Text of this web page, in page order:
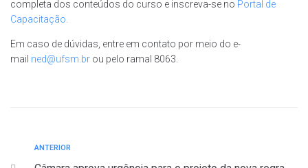
completa dos conteúdos do curso e inscreva-se no Portal de
Capacitação.
Em caso de dúvidas, entre em contato por meio do e-
mail ned@ufsm.br ou pelo ramal 8063.
ANTERIOR